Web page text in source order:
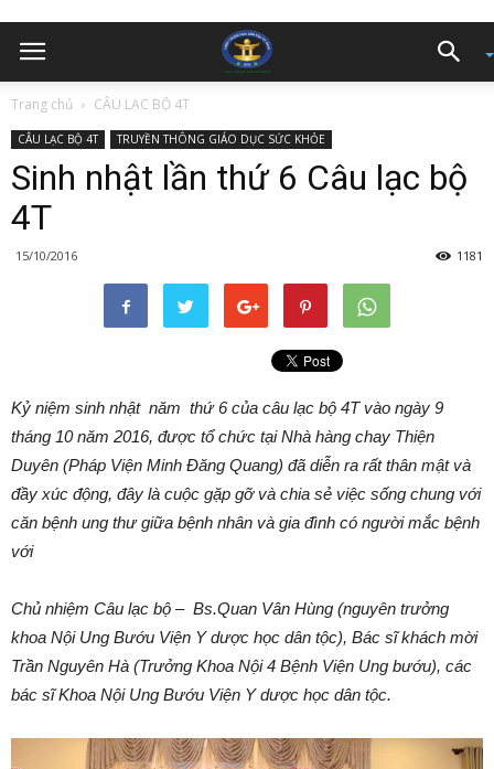
Trang chủ CÂU LẠC BỘ 4T
CÂU LẠC BỘ 4T TRUYỀN THÔNG GIÁO DỤC SỨC KHỎE
Sinh nhật lần thứ 6 Câu lạc bộ
4T
15/10/2016 1181
Kỷ niệm sinh nhật năm thứ 6 của câu lạc bộ 4T vào ngày 9
tháng 10 năm 2016, được tổ chức tạiNhà hàng chay Thiện
Duyên (Pháp Viện Minh Đăng Quang) đã diễn ra rất thân mật và
đầy xúc động, đây là cuộc gặp gỡ và chia sẻ việc sống chung với
căn bệnh ung thưgiữa bệnh nhân và gia đình có người mắc bệnh
với
Chủ nhiệm Câu lạc bộ – Bs.Quan Vân Hùng (nguyên trưởng
khoa Nội Ung Bướu Viện Y dược học dân tộc), Bác sĩ khách mời
Trần Nguyên Hà (Trưởng Khoa Nội 4 Bệnh Viện Ung bướu), các
bác sĩ Khoa Nội Ung Bướu Viện Y dược học dân tộc.